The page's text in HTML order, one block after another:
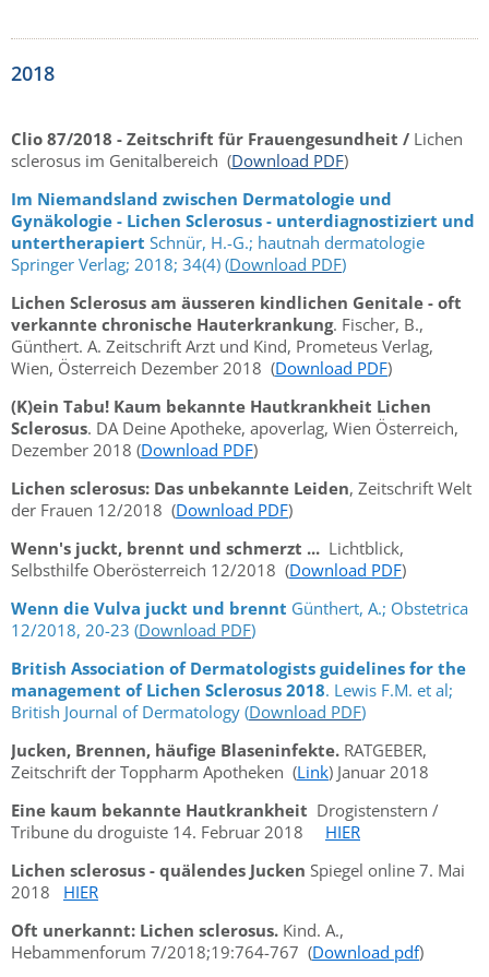
2018
Clio 87/2018 - Zeitschrift für Frauengesundheit / Lichen
sclerosus im Genitalbereich (Download PDF)
Im Niemandsland zwischen Dermatologie und
Gynäkologie - Lichen Sclerosus - unterdiagnostiziert und
untertherapiert Schnür, H.-G.; hautnah dermatologie
Springer Verlag; 2018; 34(4) (Download PDF)
Lichen Sclerosus am äusseren kindlichen Genitale - oft
verkannte chronische Hauterkrankung. Fischer, B.,
Günthert. A. Zeitschrift Arzt und Kind, Prometeus Verlag,
Wien, Österreich Dezember 2018 (Download PDF)
(K)ein Tabu! Kaum bekannte Hautkrankheit Lichen
Sclerosus. DA Deine Apotheke, apoverlag, Wien Österreich,
Dezember 2018 (Download PDF)
Lichen sclerosus: Das unbekannte Leiden, Zeitschrift Welt
der Frauen 12/2018 (Download PDF)
Wenn's juckt, brennt und schmerzt ... Lichtblick,
Selbsthilfe Oberösterreich 12/2018 (Download PDF)
Wenn die Vulva juckt und brennt Günthert, A.; Obstetrica
12/2018, 20-23 (Download PDF)
British Association of Dermatologists guidelines for the
management of Lichen Sclerosus 2018. Lewis F.M. et al;
British Journal of Dermatology (Download PDF)
Jucken, Brennen, häufige Blaseninfekte. RATGEBER,
Zeitschrift der Toppharm Apotheken (Link) Januar 2018
Eine kaum bekannte Hautkrankheit Drogistenstern /
Tribune du droguiste 14. Februar 2018 HIER
Lichen sclerosus - quälendes Jucken Spiegel online 7. Mai
2018 HIER
Oft unerkannt: Lichen sclerosus. Kind. A.,
Hebammenforum 7/2018;19:764-767 (Download pdf)